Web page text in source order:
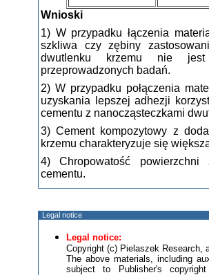
Wnioski
1) W przypadku łączenia
szkliwa czy zębiny
dwutlenku krzemu nie
przeprowadzonych badań.
2) W przypadku połączenia
uzyskania lepszej adhezji
cementu z nanocząsteczkami
3) Cement kompozytowy z
krzemu charakteryzuje się
4) Chropowatość
cementu.
Legal notice
Legal notice:
Copyright (c) Pielaszek Research,
The above materials, including
subject to Publisher's